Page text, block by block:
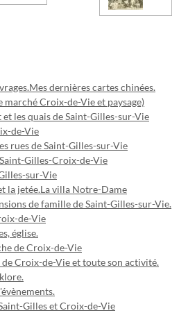
Mes dernières cartes chinées.
marché Croix-de-Vie et paysage)
et les quais de Saint-Gilles-sur-Vie
de-Vie
rues de Saint-Gilles-sur-Vie
Gilles-Croix-de-Vie
sur-Vie
la jetée.La villa Notre-Dame
de famille de Saint-Gilles-sur-Vie.
de-Vie
église.
de Croix-de-Vie
de Croix-de-Vie et toute son activité.
Gilles et Croix-de-Vie